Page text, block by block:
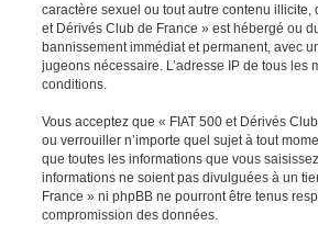
caractère sexuel ou tout autre contenu illicite,
et Dérivés Club de France » est hébergé ou
bannissement immédiat et permanent, avec
jugeons nécessaire. L’adresse IP de tous
conditions.
Vous acceptez que « FIAT 500 et Dérivés
ou verrouiller n’importe quel sujet à tout
que toutes les informations que vous
informations ne soient pas divulguées à un
France » ni phpBB ne pourront être tenus
compromission des données.